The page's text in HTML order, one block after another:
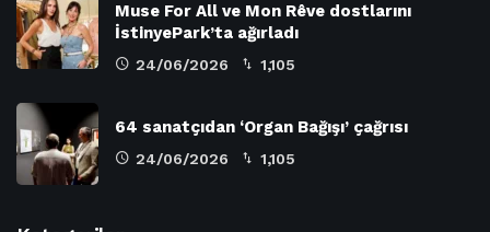
Muse For All ve Mon Rêve dostlarını
İstinyePark’ta ağırladı
24/06/2026 1,105
64 sanatçıdan ‘Organ Bağışı’ çağrısı
24/06/2026 1,105